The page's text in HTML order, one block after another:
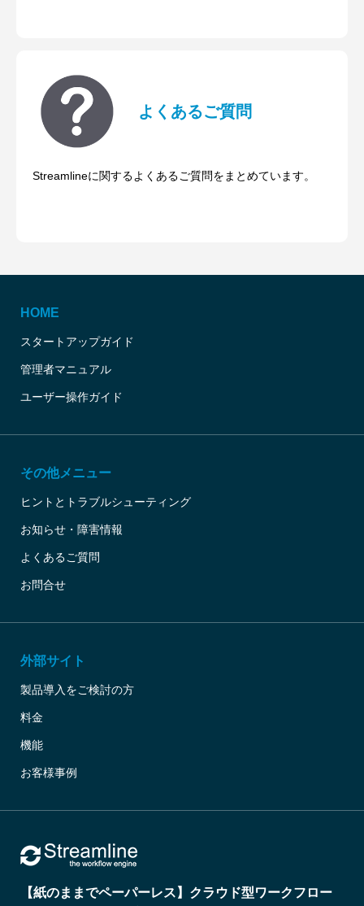
よくあるご質問
Streamlineに関するよくあるご質問をまとめています。
HOME
スタートアップガイド
管理者マニュアル
ユーザー操作ガイド
その他メニュー
ヒントとトラブルシューティング
お知らせ・障害情報
よくあるご質問
お問合せ
外部サイト
製品導入をご検討の方
料金
機能
お客様事例
【紙のままでペーパーレス】クラウド型ワークフロー